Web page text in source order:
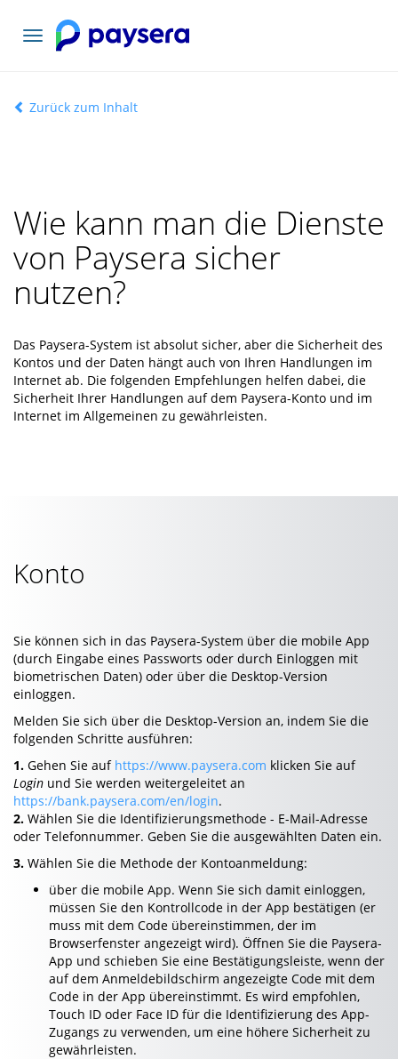
Toggle
navigation
Zurück zum Inhalt
Wie kann man die Dienste
von Paysera sicher
nutzen?
Das Paysera-System ist absolut sicher, aber die Sicherheit des
Kontos und der Daten hängt auch von Ihren Handlungen im
Internet ab. Die folgenden Empfehlungen helfen dabei, die
Sicherheit Ihrer Handlungen auf dem Paysera-Konto und im
Internet im Allgemeinen zu gewährleisten.
Konto
Sie können sich in das Paysera-System über die mobile App
(durch Eingabe eines Passworts oder durch Einloggen mit
biometrischen Daten) oder über die Desktop-Version
einloggen.
Melden Sie sich über die Desktop-Version an, indem Sie die
folgenden Schritte ausführen:
1. Gehen Sie auf https://www.paysera.com klicken Sie auf
Login und Sie werden weitergeleitet an
https://bank.paysera.com/en/login.
2. Wählen Sie die Identifizierungsmethode - E-Mail-Adresse
oder Telefonnummer. Geben Sie die ausgewählten Daten ein.
3. Wählen Sie die Methode der Kontoanmeldung:
über die mobile App. Wenn Sie sich damit einloggen,
müssen Sie den Kontrollcode in der App bestätigen (er
muss mit dem Code übereinstimmen, der im
Browserfenster angezeigt wird). Öffnen Sie die Paysera-
App und schieben Sie eine Bestätigungsleiste, wenn der
auf dem Anmeldebildschirm angezeigte Code mit dem
Code in der App übereinstimmt. Es wird empfohlen,
Touch ID oder Face ID für die Identifizierung des App-
Zugangs zu verwenden, um eine höhere Sicherheit zu
gewährleisten.